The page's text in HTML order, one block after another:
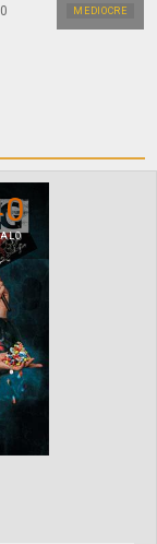
MEDIOCRE
0